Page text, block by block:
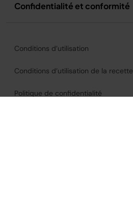
Confidentialité et conformité
Conditions d’utilisation
Conditions d’utilisation de la recette
Politique de confidentialité